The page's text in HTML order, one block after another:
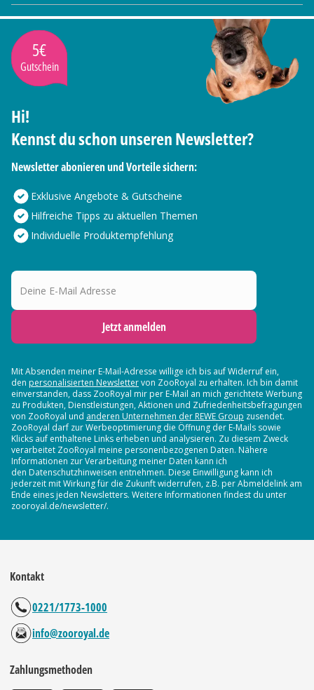
5€
Gutschein
Hi!
Kennst du schon unseren Newsletter?
Newsletter abonieren und Vorteile sichern:
Exklusive Angebote & Gutscheine
Hilfreiche Tipps zu aktuellen Themen
Individuelle Produktempfehlung
Deine E-Mail Adresse
Jetzt anmelden
Mit Absenden meiner E-Mail-Adresse willige ich bis auf Widerruf ein,
den personalisierten Newslettervon ZooRoyal zu erhalten. Ich bin damit
einverstanden, dass ZooRoyal mir per E-Mail an mich gerichtete Werbung
zu Produkten, Dienstleistungen, Aktionen und Zufriedenheitsbefragungen
von ZooRoyal und anderen Unternehmen der REWE Group zusendet.
ZooRoyal darf zur Werbeoptimierung die Öffnung der E-Mails sowie
Klicks auf enthaltene Links erheben und analysieren. Zu diesem Zweck
verarbeitet ZooRoyal meine personenbezogenen Daten. Nähere
Informationen zur Verarbeitung meiner Daten kann ich
den Datenschutzhinweisen entnehmen. Diese Einwilligung kann ich
jederzeit mit Wirkung für die Zukunft widerrufen, z.B. per Abmeldelink am
Ende eines jeden Newsletters. Weitere Informationen findest du unter
zooroyal.de/newsletter/.
Kontakt
0221/1773-1000
info@zooroyal.de
Zahlungsmethoden